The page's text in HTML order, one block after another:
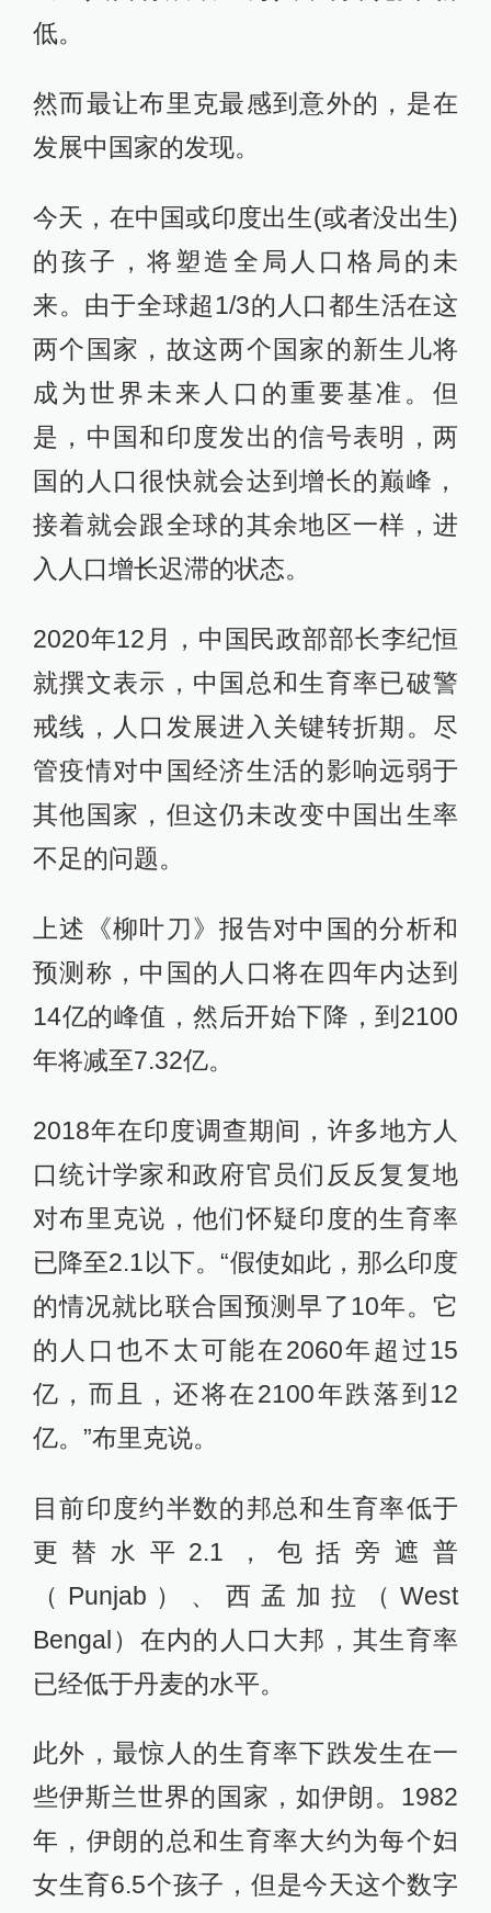
低。
然而最让布里克最感到意外的，是在
发展中国家的发现。
今天，在中国或印度出生(或者没出生)
的孩子，将塑造全局人口格局的未
来。由于全球超1/3的人口都生活在这
两个国家，故这两个国家的新生儿将
成为世界未来人口的重要基准。但
是，中国和印度发出的信号表明，两
国的人口很快就会达到增长的巅峰，
接着就会跟全球的其余地区一样，进
入人口增长迟滞的状态。
2020年12月，中国民政部部长李纪恒
就撰文表示，中国总和生育率已破警
戒线，人口发展进入关键转折期。尽
管疫情对中国经济生活的影响远弱于
其他国家，但这仍未改变中国出生率
不足的问题。
上述《柳叶刀》报告对中国的分析和
预测称，中国的人口将在四年内达到
14亿的峰值，然后开始下降，到2100
年将减至7.32亿。
2018年在印度调查期间，许多地方人
口统计学家和政府官员们反反复复地
对布里克说，他们怀疑印度的生育率
已降至2.1以下。“假使如此，那么印度
的情况就比联合国预测早了10年。它
的人口也不太可能在2060年超过15
亿，而且，还将在2100年跌落到12
亿。”布里克说。
目前印度约半数的邦总和生育率低于
更替水平2.1，包括旁遮普
（Punjab）、西孟加拉（West
Bengal）在内的人口大邦，其生育率
已经低于丹麦的水平。
此外，最惊人的生育率下跌发生在一
些伊斯兰世界的国家，如伊朗。1982
年，伊朗的总和生育率大约为每个妇
女生育6.5个孩子，但是今天这个数字